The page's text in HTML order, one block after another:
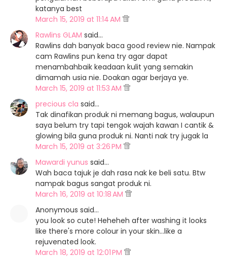
katanya best
March 15, 2019 at 11:14 AM
Rawlins GLAM said…
Rawlins dah banyak baca good review nie. Nampak
cam Rawlins pun kena try agar dapat
menambahbaik keadaan kulit yang semakin
dimamah usia nie. Doakan agar berjaya ye.
March 15, 2019 at 11:53 AM
precious cla said…
Tak dinafikan produk ni memang bagus, walaupun
saya belum try tapi tengok wajah kawan I cantik &
glowing bila guna produk ni. Nanti nak try jugak la
March 15, 2019 at 3:26 PM
Mawardi yunus said…
Wah baca tajuk je dah rasa nak ke beli satu. Btw
nampak bagus sangat produk ni.
March 16, 2019 at 10:18 AM
Anonymous said…
you look so cute! Heheheh after washing it looks
like there's more colour in your skin...like a
rejuvenated look.
March 18, 2019 at 12:01 PM